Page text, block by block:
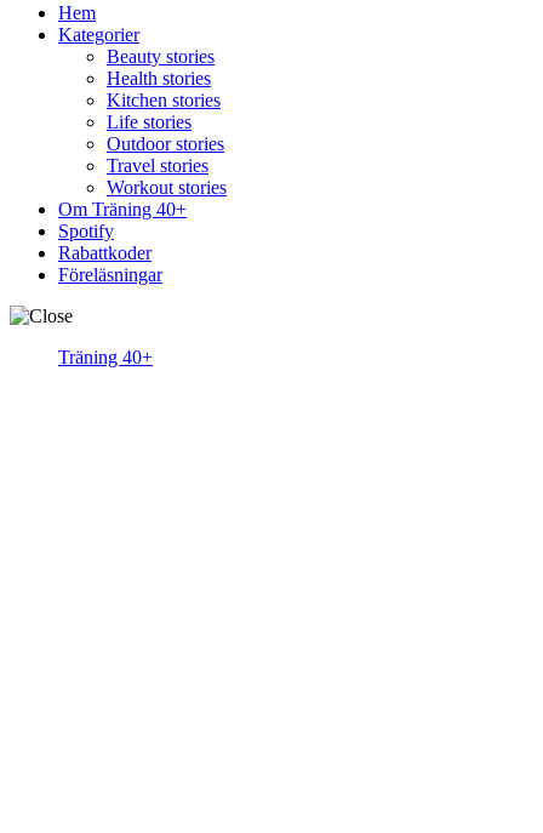
Hem
Kategorier
Beauty stories
Health stories
Kitchen stories
Life stories
Outdoor stories
Travel stories
Workout stories
Om Träning 40+
Spotify
Rabattkoder
Föreläsningar
Träning 40+